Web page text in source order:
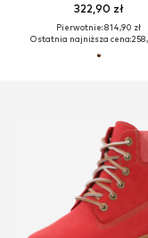
322,90 zł
Pierwotnie: 814,90 zł
Ostatnia najniższa cena: